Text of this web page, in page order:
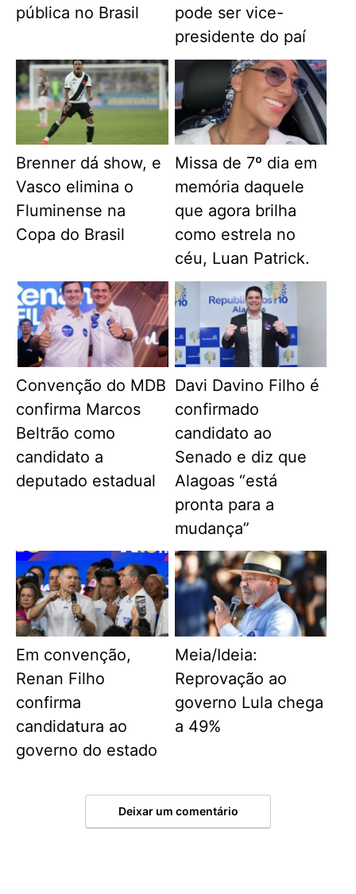
pública no Brasil
pode ser vice-
presidente do paí
Brenner dá show, e
Vasco elimina o
Fluminense na
Copa do Brasil
Missa de 7º dia em
memória daquele
que agora brilha
como estrela no
céu, Luan Patrick.
Convenção do MDB
confirma Marcos
Beltrão como
candidato a
deputado estadual
Davi Davino Filho é
confirmado
candidato ao
Senado e diz que
Alagoas “está
pronta para a
mudança”
Em convenção,
Renan Filho
confirma
candidatura ao
governo do estado
Meia/Ideia:
Reprovação ao
governo Lula chega
a 49%
Deixar um comentário